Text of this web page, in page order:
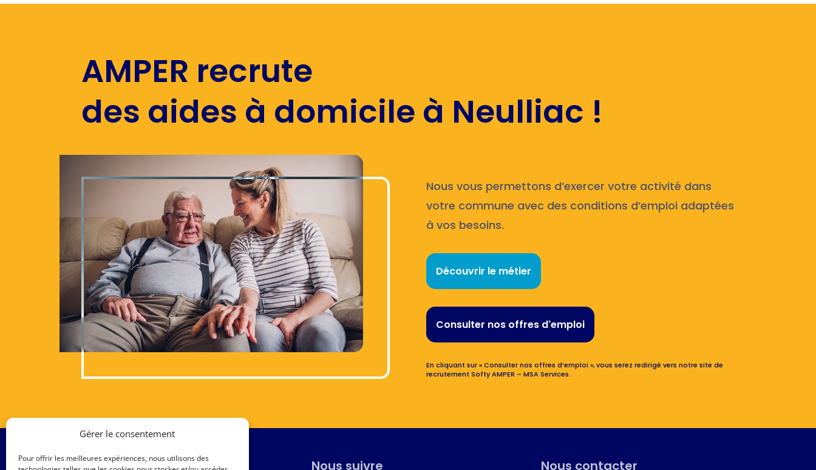
Gérer le consentement
Pour offrir les meilleures expériences, nous utilisons des
AMPER recrute
des aides à domicile à Neulliac !
Nous vous permettons d’exercer votre activité dans
votre commune avec des conditions d’emploi adaptées
à vos besoins.
Découvrir le métier
Consulter nos offres d'emploi
En cliquant sur « Consulter nos offres d’emploi », vous serez redirigé vers notre site de
recrutement Softy AMPER – MSA Services.
Nous suivre Nous contacter